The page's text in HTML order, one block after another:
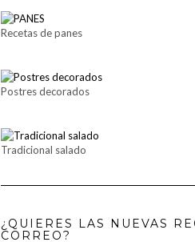
Recetas de panes
Postres decorados
Tradicional salado
¿QUIERES LAS NUEVAS
CORREO?